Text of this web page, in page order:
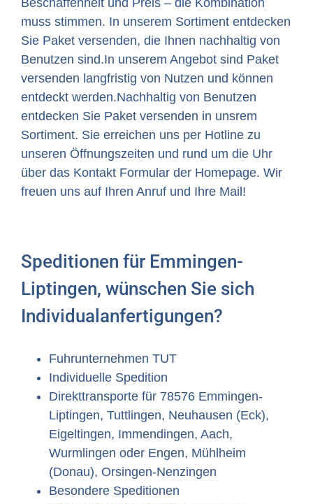
muss stimmen. In unserem Sortiment entdecken
Sie Paket versenden, die Ihnen nachhaltig von
Benutzen sind.In unserem Angebot sind Paket
versenden langfristig von Nutzen und können
entdeckt werden.Nachhaltig von Benutzen
entdecken Sie Paket versenden in unsrem
Sortiment. Sie erreichen uns per Hotline zu
unseren Öffnungszeiten und rund um die Uhr
über das Kontakt Formular der Homepage. Wir
freuen uns auf Ihren Anruf und Ihre Mail!
Speditionen für Emmingen-
Liptingen, wünschen Sie sich
Individualanfertigungen?
Fuhrunternehmen TUT
Individuelle Spedition
Direkttransporte für 78576 Emmingen-
Liptingen, Tuttlingen, Neuhausen (Eck),
Eigeltingen, Immendingen, Aach,
Wurmlingen oder Engen, Mühlheim
(Donau), Orsingen-Nenzingen
Besondere Speditionen